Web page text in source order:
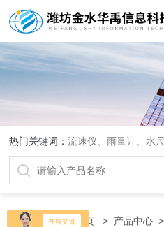
热门关键词：流速仪、雨量计、水
当前位置：首页 > 产品中心